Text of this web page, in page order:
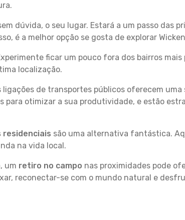
dúvida, o seu lugar. Estará a um passo das
é a melhor opção se gosta de explorar
ficar um pouco fora dos bairros mais
localização.
ligações de transportes públicos oferecem
para otimizar a sua produtividade, e estão
residenciais são uma alternativa fantástica.
na vida local.
um retiro no campo nas proximidades pode
reconectar-se com o mundo natural e